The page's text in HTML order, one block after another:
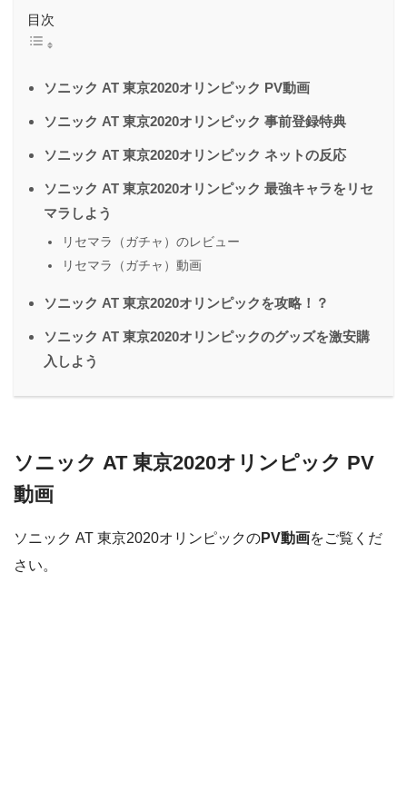
目次
ソニック AT 東京2020オリンピック PV動画
ソニック AT 東京2020オリンピック 事前登録特典
ソニック AT 東京2020オリンピック ネットの反応
ソニック AT 東京2020オリンピック 最強キャラをリセ
マラしよう
リセマラ（ガチャ）のレビュー
リセマラ（ガチャ）動画
ソニック AT 東京2020オリンピックを攻略！？
ソニック AT 東京2020オリンピックのグッズを激安購
入しよう
ソニック AT 東京2020オリンピック PV
動画
ソニック AT 東京2020オリンピックのPV動画をご覧くだ
さい。